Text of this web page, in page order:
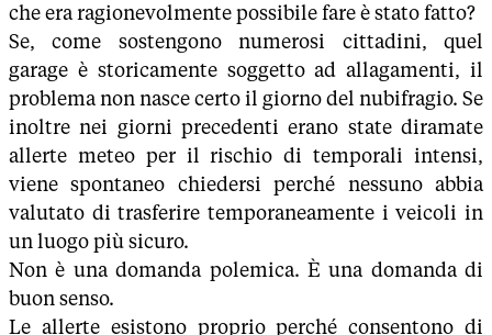
che era ragionevolmente possibile fare è stato fatto?
Se, come sostengono numerosi cittadini, quel
garage è storicamente soggetto ad allagamenti, il
problema non nasce certo il giorno del nubifragio. Se
inoltre nei giorni precedenti erano state diramate
allerte meteo per il rischio di temporali intensi,
viene spontaneo chiedersi perché nessuno abbia
valutato di trasferire temporaneamente i veicoli in
un luogo più sicuro.
Non è una domanda polemica. È una domanda di
buon senso.
Le allerte esistono proprio perché consentono di